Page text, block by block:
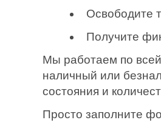
Освободите
Получите
Мы работаем по
наличный или
состояния и
Просто заполните